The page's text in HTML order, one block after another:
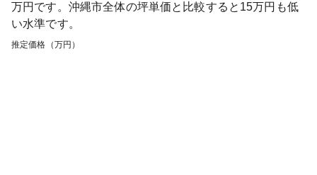
万円です。 沖縄市全体の坪単価と比較すると 15万円も低
い水準です。
推定価格（万円）